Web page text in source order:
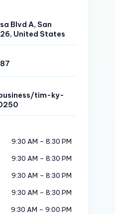
Blvd A, San
United States
tim-ky-
9:30 AM – 8:30 PM
9:30 AM – 8:30 PM
9:30 AM – 8:30 PM
9:30 AM – 8:30 PM
9:30 AM – 9:00 PM